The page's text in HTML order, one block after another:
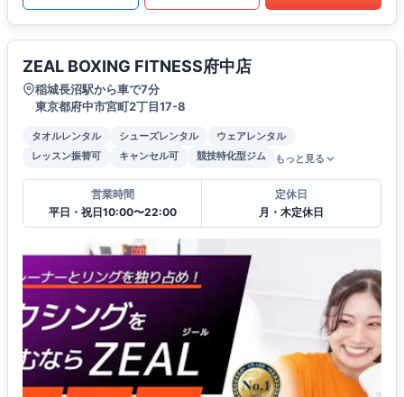
ZEAL BOXING FITNESS府中店
稲城長沼駅から車で7分
東京都府中市宮町2丁目17-8
タオルレンタル シューズレンタル
ウェアレンタル
レッスン振替可
キャンセル可 競技特化型ジム もっと見る
営業時間
平日・祝日10:00〜22:00
定休日
月・木定休日